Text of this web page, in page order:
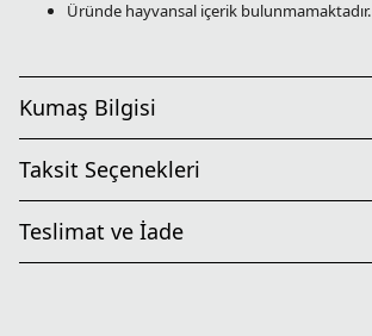
Üründe hayvansal içerik bulunmamaktadır.
Kumaş Bilgisi
Taksit Seçenekleri
Teslimat ve İade